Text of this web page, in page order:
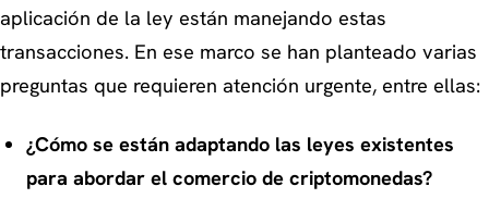
aplicación de la ley están manejando estas
transacciones. En ese marco se han planteado varias
preguntas que requieren atención urgente, entre ellas:
¿Cómo se están adaptando las leyes existentes
para abordar el comercio de criptomonedas?